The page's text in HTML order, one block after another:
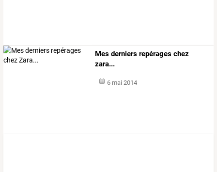
Mes derniers repérages chez
zara...
6 mai 2014